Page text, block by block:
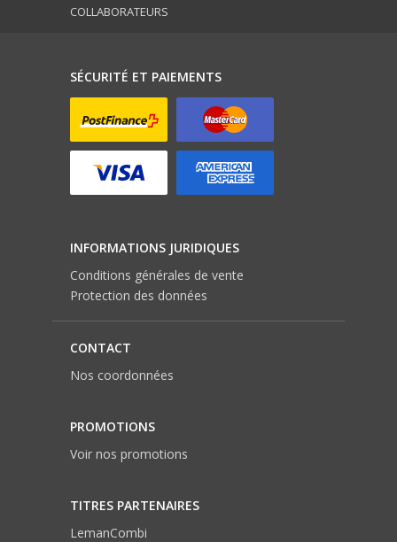
COLLABORATEURS
SÉCURITÉ ET PAIEMENTS
INFORMATIONS JURIDIQUES
Conditions générales de vente
Protection des données
CONTACT
Nos coordonnées
PROMOTIONS
Voir nos promotions
TITRES PARTENAIRES
LemanCombi